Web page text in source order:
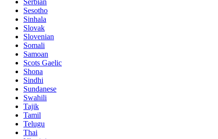
Serbian
Sesotho
Sinhala
Slovak
Slovenian
Somali
Samoan
Scots Gaelic
Shona
Sindhi
Sundanese
Swahili
Tajik
Tamil
Telugu
Thai